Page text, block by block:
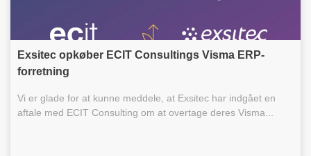
Exsitec opkøber ECIT Consultings Visma ERP-
forretning
Vi er glade for at kunne meddele, at Exsitec har indgået en
aftale med ECIT Consulting om at overtage deres Visma...